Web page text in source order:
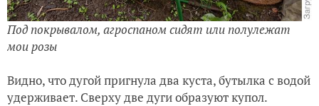
Под покрывалом, агроспаном сидят или полулежат
мои розы
Видно, что дугой пригнула два куста, бутылка с водой
удерживает. Сверху две дуги образуют купол.